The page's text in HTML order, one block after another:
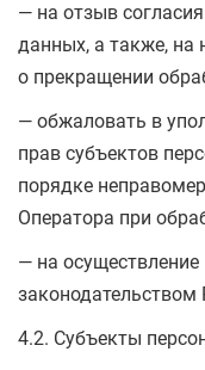
— на отзыв
данных, а также, на
о прекращении
— обжаловать в
прав субъектов
порядке
Оператора при
— на
законодательством
4.2. Субъекты